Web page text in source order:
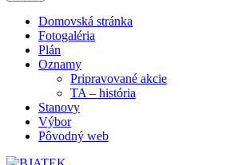
Domovská stránka
Fotogaléria
Plán
Oznamy
Pripravované akcie
TA – história
Stanovy
Výbor
Pôvodný web